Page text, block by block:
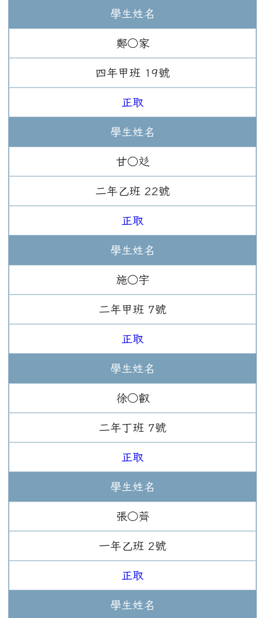
學生姓名
鄭○家
四年 甲班 19號
正取
學生姓名
甘○彣
二年 乙班 22號
正取
學生姓名
施○宇
二年 甲班 7號
正取
學生姓名
徐○叡
二年丁班 7號
正取
學生姓名
張○薺
一年 乙班 2號
正取
學生姓名